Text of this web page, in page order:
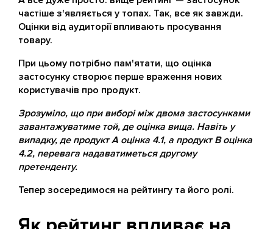
частіше з'являється у топах. Так, все як завжди.
Оцінки від аудиторії впливають просування
товару.
При цьому потрібно пам'ятати, що оцінка
застосунку створює перше враження нових
користувачів про продукт.
Зрозуміло, що при виборі між двома застосунками
завантажуватиме той, де оцінка вища. Навіть у
випадку, де продукт А оцінка 4.1, а продукт B оцінка
4.2, перевага надаватиметься другому
претенденту.
Тепер зосередимося на рейтингу та його ролі.